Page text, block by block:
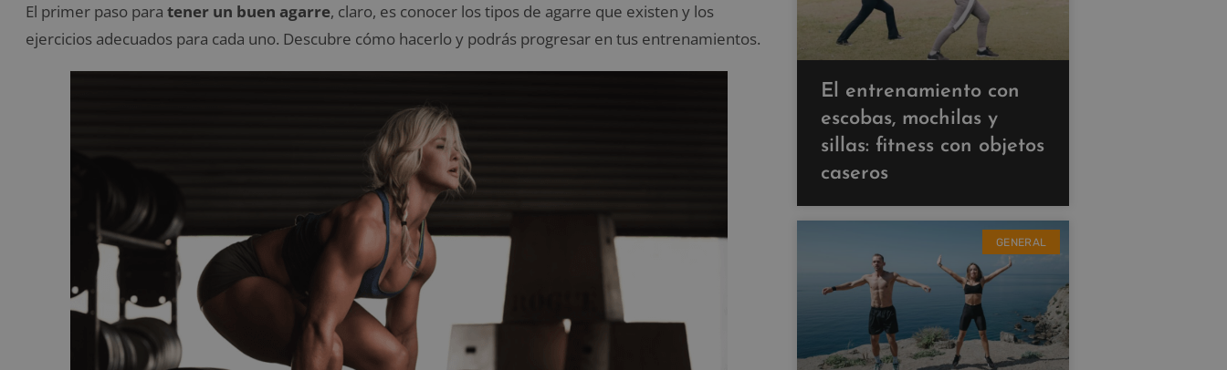
El primer paso para tener un buen agarre, claro, es conocer los tipos de agarre que existen y los
ejercicios adecuados para cada uno. Descubre cómo hacerlo y podrás progresar en tus entrenamientos.
El entrenamiento con
escobas, mochilas y
sillas: fitness con objetos
caseros
GENERAL